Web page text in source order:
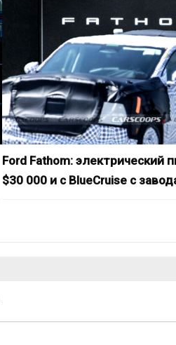
Ford Fathom: электрический
$30 000 и с BlueCruise с